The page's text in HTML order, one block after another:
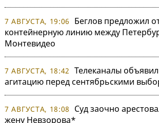
7 АВГУСТА, 19:06
Беглов предложил
контейнерную линию между
Монтевидео
7 АВГУСТА, 18:42 Телеканалы
агитацию перед сентябрьскими
7 АВГУСТА, 18:08
Суд заочно
жену Невзорова*